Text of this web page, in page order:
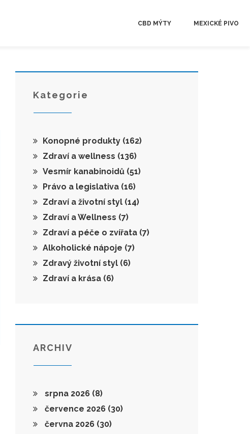
CBD MÝTY MEXICKÉ PIVO
Kategorie
Konopné produkty (162)
Zdraví a wellness (136)
Vesmír kanabinoidů (51)
Právo a legislativa (16)
Zdraví a životní styl (14)
Zdraví a Wellness (7)
Zdraví a péče o zvířata (7)
Alkoholické nápoje (7)
Zdravý životní styl (6)
Zdraví a krása (6)
ARCHIV
srpna 2026 (8)
července 2026 (30)
června 2026 (30)